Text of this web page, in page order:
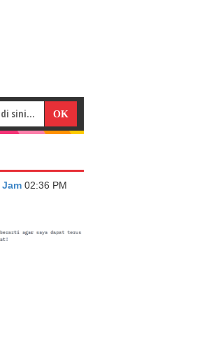
Jam 02:36 PM